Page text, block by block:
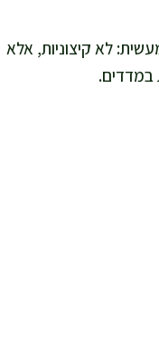
לא קיצוניות, אלא
במדדים.